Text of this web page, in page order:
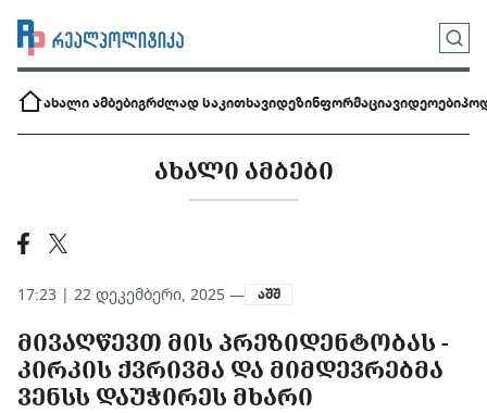
ახალი ამბებიგრძლად საკითხავიდეზინფორმაციავიდეოები
ᲐᲮᲐᲚᲘ ᲐᲛᲑᲔᲑᲘ
17:23 | 22 დეკემბერი, 2025 — აშშ
ᲛᲘᲕᲐᲦᲬᲔᲕᲗ ᲛᲘᲡ ᲞᲠᲔᲖᲘᲓᲔᲜᲢᲝᲑᲐᲡ -
ᲙᲘᲠᲙᲘᲡ ᲥᲕᲠᲘᲕᲛᲐ ᲓᲐ ᲛᲘᲛᲓᲔᲕᲠᲔᲑᲛᲐ
ᲕᲔᲜᲡᲡ ᲓᲐᲣᲭᲘᲠᲔᲡ ᲛᲮᲐᲠᲘ